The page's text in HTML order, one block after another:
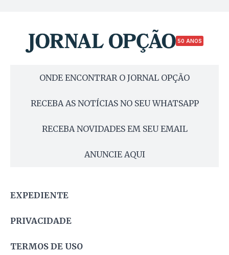
50 ANOS
ONDE ENCONTRAR O JORNAL OPÇÃO
RECEBA AS NOTÍCIAS NO SEU WHATSAPP
RECEBA NOVIDADES EM SEU EMAIL
ANUNCIE AQUI
EXPEDIENTE
PRIVACIDADE
TERMOS DE USO